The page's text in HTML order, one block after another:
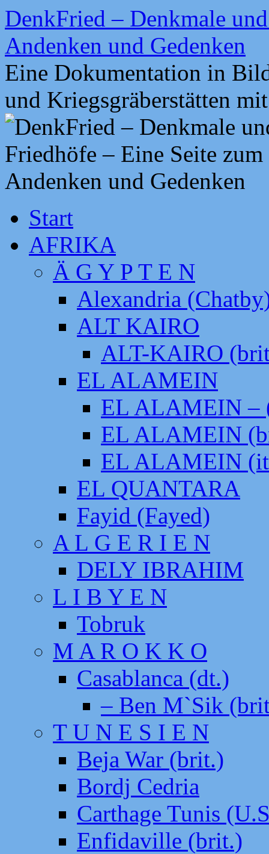
Zum
Inhalt
springen
DenkFried – Denkmale
Andenken und Gedenken
Eine Dokumentation in
und Kriegsgräberstätten
Start
AFRIKA
Ä G Y P T E N
Alexandria
ALT KAIRO
ALT-KAIRO
EL ALAMEIN
EL ALAMEIN –
EL ALAMEIN
EL ALAMEIN
EL QUANTARA
Fayid (Fayed)
A L G E R I E N
DELY IBRAHIM
L I B Y E N
Tobruk
M A R O K K O
Casablanca (dt.)
– Ben M`Sik
T U N E S I E N
Beja War (brit.)
Bordj Cedria
Carthage Tunis
Enfidaville (brit.)